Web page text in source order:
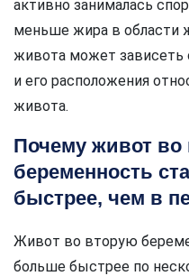
активно занималась
меньше жира в области
живота может зависеть
и его расположения
живота.
Почему живот во
беременность
быстрее, чем в
Живот во вторую
больше быстрее по